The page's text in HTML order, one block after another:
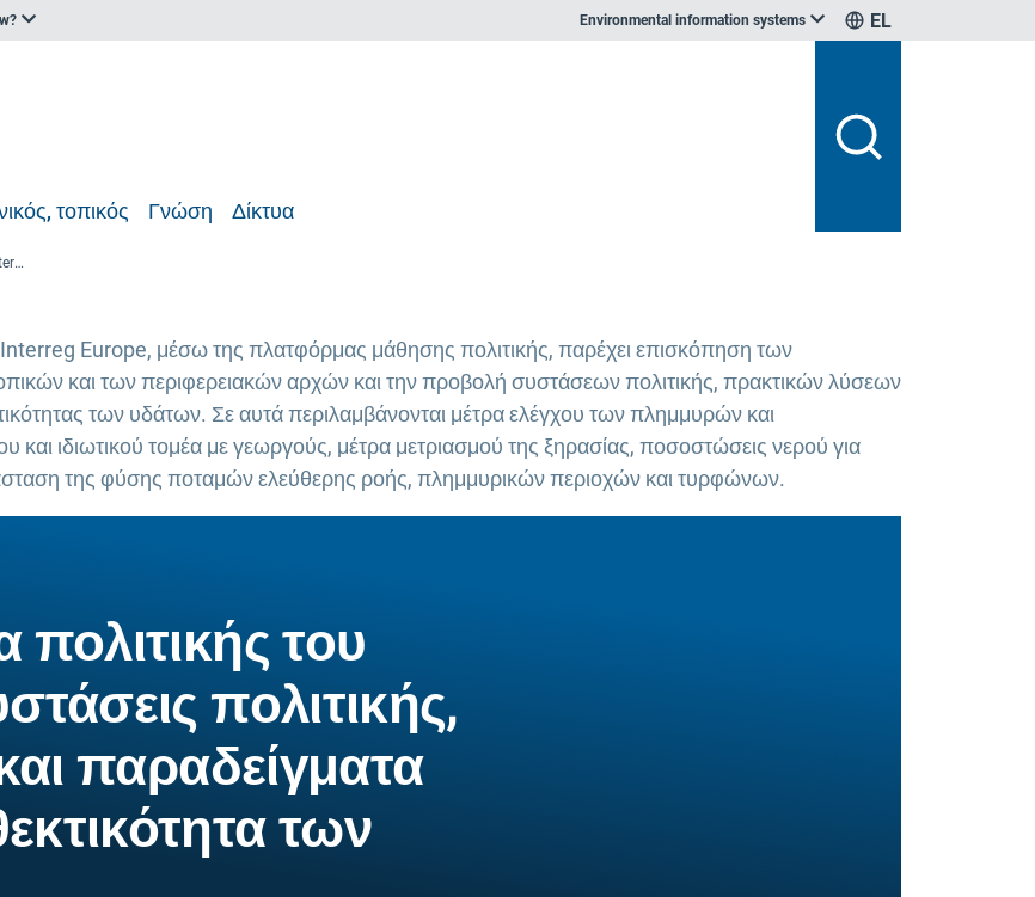
Environmental information systems EL
τοπικός Γνώση Δίκτυα
Σύντομο σημείωμα πολιτικής του Interreg Europe: συστάσεις πολιτικής, πρακτικές λύσεις και παραδείγματα σχετικά με την ανθεκτικότητα των υδάτων
Europe, μέσω της πλατφόρμας μάθησης πολιτικής, παρέχει επισκόπηση των
και των περιφερειακών αρχών και την προβολή συστάσεων πολιτικής, πρακτικών λύσεων
των υδάτων. Σε αυτά περιλαμβάνονται μέτρα ελέγχου των πλημμυρών και
ιδιωτικού τομέα με γεωργούς, μέτρα μετριασμού της ξηρασίας, ποσοστώσεις νερού για
της φύσης ποταμών ελεύθερης ροής, πλημμυρικών περιοχών και τυρφώνων.
του
πολιτικής,
παραδείγματα
των